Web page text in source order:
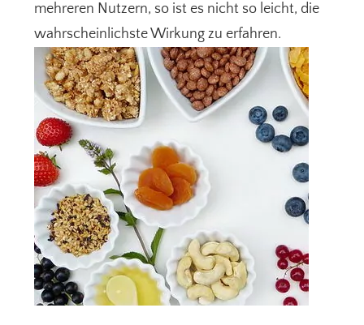
mehreren Nutzern, so ist es nicht so leicht, die
wahrscheinlichste Wirkung zu erfahren.